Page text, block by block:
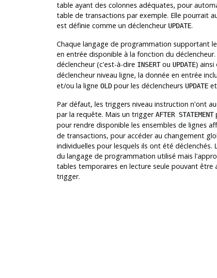
table ayant des colonnes adéquates, pour
table de transactions par exemple. Elle pourrait
est définie comme un déclencheur UPDATE.
Chaque langage de programmation supportant
en entrée disponible à la fonction du
déclencheur (c'est-à-dire INSERTou UPDATE) ainsi
déclencheur niveau ligne, la donnée en entrée
et/ou la ligne OLDpour les déclencheurs UPDATE
Par défaut, les triggers niveau instruction n'ont
par la requête. Mais un triggerAFTER STATEMENT
pour rendre disponible les ensembles de lignes
de transactions, pour accéder au changement
individuelles pour lesquels ils ont été
du langage de programmation utilisé mais
tables temporaires en lecture seule pouvant être
trigger.